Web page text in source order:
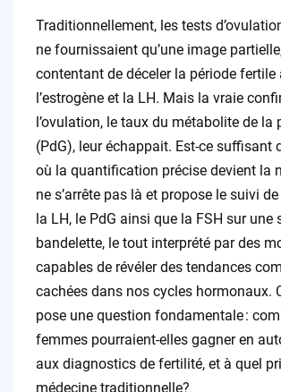
Traditionnellement, les tests
ne fournissaient qu’une image
contentant de déceler la période fertile
l’estrogène et la LH. Mais la vraie
l’ovulation, le taux du métabolite de la
(PdG), leur échappait. Est-ce suffisant
où la quantification précise devient la
ne s’arrête pas là et propose le suivi de
la LH, le PdG ainsi que la FSH sur une
bandelette, le tout interprété par des
capables de révéler des tendances
cachées dans nos cycles hormonaux.
pose une question fondamentale :
femmes pourraient-elles gagner en
aux diagnostics de fertilité, et à quel
médecine traditionnelle?